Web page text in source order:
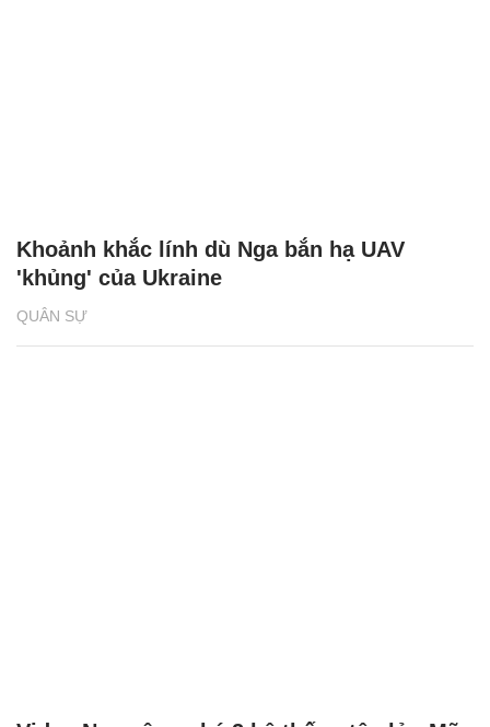
QUÂN SỰ
Khoảnh khắc lính dù Nga bắn hạ UAV
'khủng' của Ukraine